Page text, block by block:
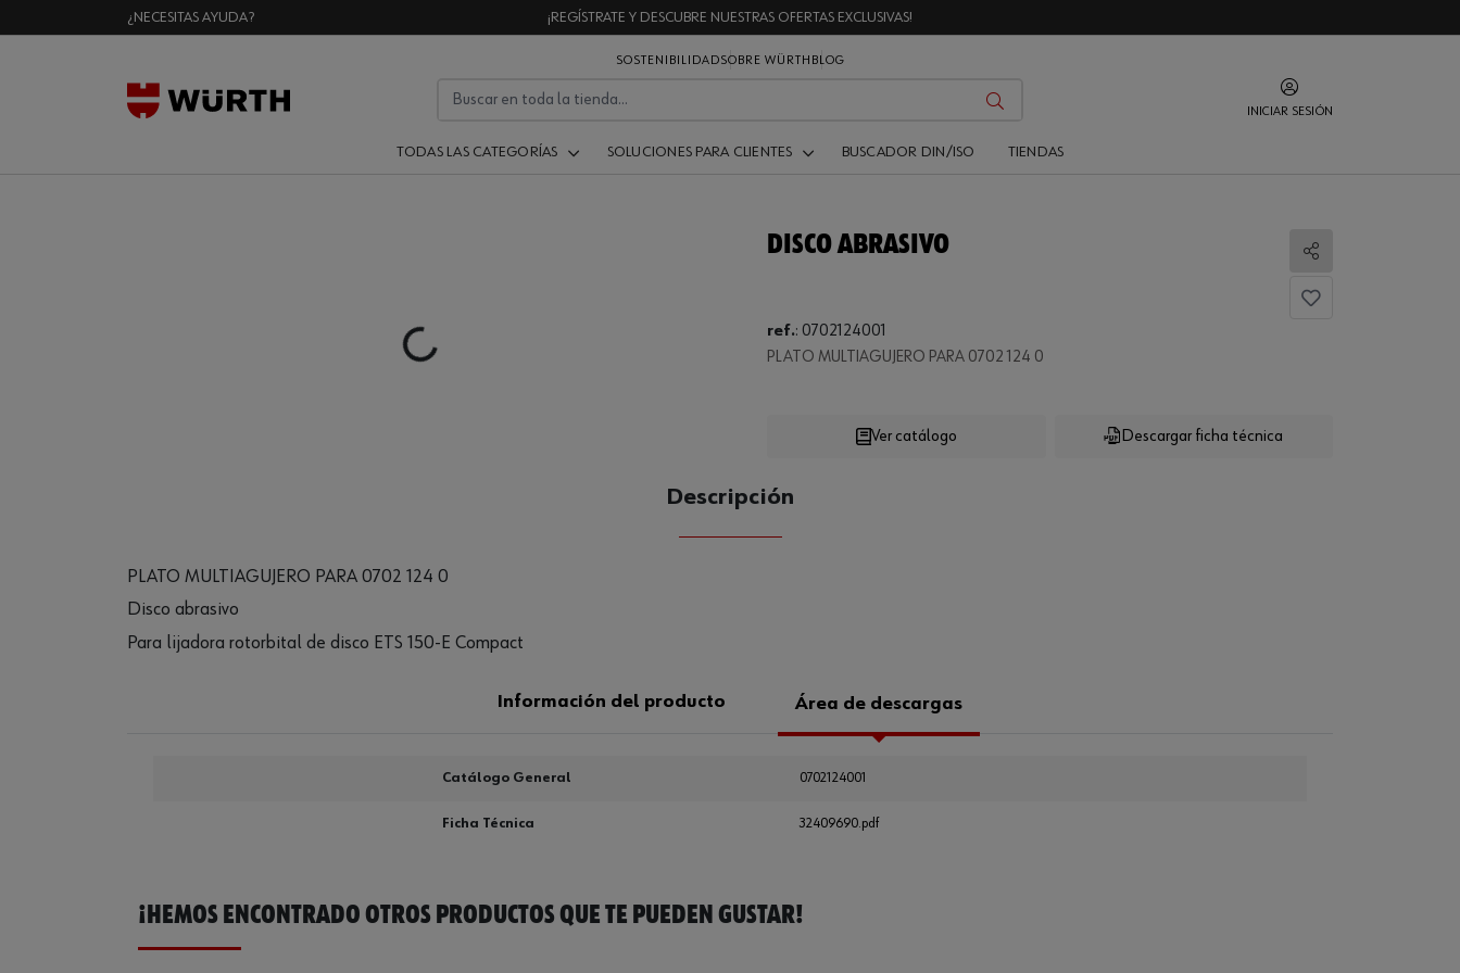
¿NECESITAS AYUDA? ¡REGÍSTRATE Y DESCUBRE NUESTRAS OFERTAS EXCLUSIVAS!
SOSTENIBILIDADSOBRE WÜRTH BLOG
INICIAR SESIÓN
TODAS LAS CATEGORÍAS SOLUCIONES PARA CLIENTES BUSCADOR DIN/ISO TIENDAS
Loading...
DISCO ABRASIVO
Compartir
ref.: 0702124001
PLATO MULTIAGUJERO PARA 0702 124 0
Loading...
CANTIDAD
Descargar ficha técnica
Ver catálogo
Descripción
PLATO MULTIAGUJERO PARA 0702 124 0
Disco abrasivo
Para lijadora rotorbital de disco ETS 150-E Compact
Información del producto Área de descargas
Catálogo General 0702124001
Ficha Técnica 32409690.pdf
¡HEMOS ENCONTRADO OTROS PRODUCTOS QUE TE PUEDEN GUSTAR!